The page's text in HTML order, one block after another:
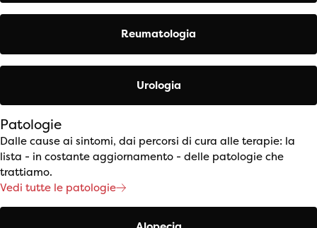
Reumatologia
Urologia
Patologie
Dalle cause ai sintomi, dai percorsi di cura alle terapie: la
lista - in costante aggiornamento - delle patologie che
trattiamo.
Vedi tutte le patologie